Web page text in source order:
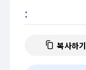
:
복사하기